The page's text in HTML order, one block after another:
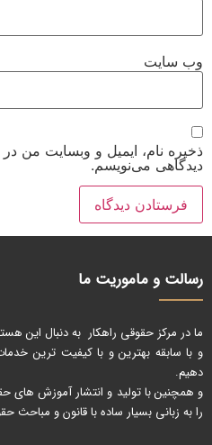
وب‌ سایت
ذخیره نام، ایمیل و وبسایت من
دیدگاهی می‌نویسم.
رسالت و ماموریت ما
ما در مرکز حقوقی راهکار به دنبال این
و با سابقه بهترین و با کیفیت ترین
دهیم.
و همچنین با تولید و انتشار آموزش های
را به زبانی بسیار ساده با قانون و مباحث